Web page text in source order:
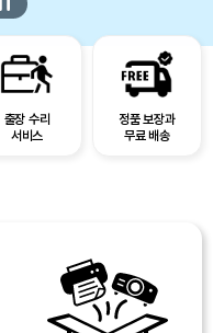
출장 수리
서비스
정품 보장과
무료 배송